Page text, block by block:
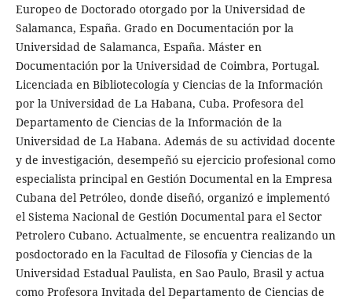
Europeo de Doctorado otorgado por la Universidad de
Salamanca, España. Grado en Documentación por la
Universidad de Salamanca, España. Máster en
Documentación por la Universidad de Coimbra, Portugal.
Licenciada en Bibliotecología y Ciencias de la Información
por la Universidad de La Habana, Cuba. Profesora del
Departamento de Ciencias de la Información de la
Universidad de La Habana. Además de su actividad docente
y de investigación, desempeñó su ejercicio profesional como
especialista principal en Gestión Documental en la Empresa
Cubana del Petróleo, donde diseñó, organizó e implementó
el Sistema Nacional de Gestión Documental para el Sector
Petrolero Cubano. Actualmente, se encuentra realizando un
posdoctorado en la Facultad de Filosofía y Ciencias de la
Universidad Estadual Paulista, en Sao Paulo, Brasil y actua
como Profesora Invitada del Departamento de Ciencias de